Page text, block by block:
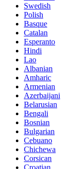
Swedish
Polish
Basque
Catalan
Esperanto
Hindi
Lao
Albanian
Amharic
Armenian
Azerbaijani
Belarusian
Bengali
Bosnian
Bulgarian
Cebuano
Chichewa
Corsican
Croatian